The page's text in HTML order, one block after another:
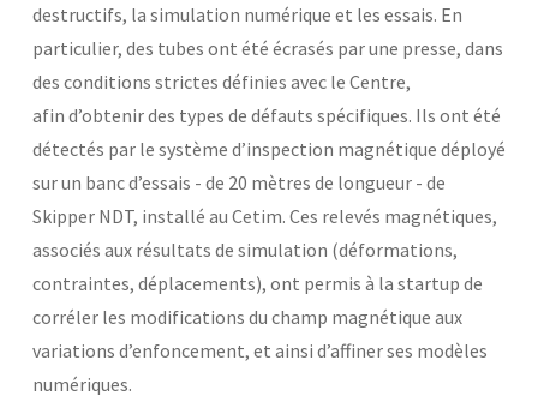
Programmes régionaux
Normalisation
RECHERCHE
Laboratoires communs
Carnot
Fondation Cetim
Publications scientifiques
Librairie
AGRÉMENTS ET RECONNAISSANCES QSE
Certifications qualité
Cofrac Étalonnage
Cofrac Essai
MASE
Notifications CE
Agréments internationaux
Agrément ministériel
Certifications Cofrend
QUI SOMMES-NOUS ?
Nos valeurs
Gouvernance
Rapports - Publications
Information pratiques
destructifs, la simulation numérique et les essais. En
particulier, des tubes ont été écrasés par une presse, dans
des conditions strictes définies avec le Centre,
afin d’obtenir des types de défauts spécifiques. Ils ont été
détectés par le système d’inspection magnétique déployé
sur un banc d’essais - de 20 mètres de longueur - de
Skipper NDT, installé au Cetim. Ces relevés magnétiques,
associés aux résultats de simulation (déformations,
contraintes, déplacements), ont permis à la startup de
corréler les modifications du champ magnétique aux
variations d’enfoncement, et ainsi d’affiner ses modèles
numériques.